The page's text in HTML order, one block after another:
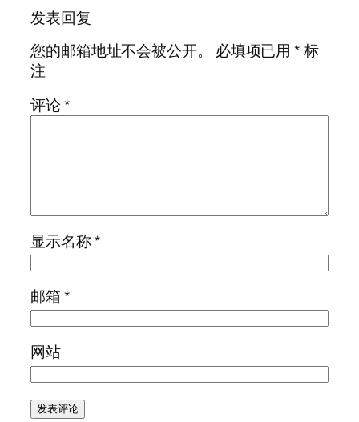
发表回复
您的邮箱地址不会被公开。
必填项已用*标
注
评论*
显示名称*
邮箱*
网站